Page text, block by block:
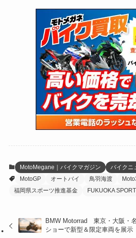
(51)
(34)
(5)
(12)
(65)
(109)
(16)
(25)
(24)
(47)
(15)
(5)
(16)
(62)
(4)
(6)
(17)
(5)
(27)
(131)
(38)
(131)
(167)
(85)
(21)
(61)
(171)
(98)
(13)
(60)
(274)
(171)
(38)
(47)
(59)
(41)
(47)
(16)
(141)
(255)
(166)
(23)
(33)
(34)
(35)
(41)
(415)
(16)
(75) (126)
(170)
(1,605)
(147)
(13)
(19)
(12)
(16)
(20)
(4)
(16)
MotoMegane｜バイクマガジン
バイクニ
MotoGP
オートバイ 鳥羽海渡
福岡県スポーツ推進基金
FUKUOKA
BMW Motorrad 東京・大阪・
ショーで新型＆限定車両を展示